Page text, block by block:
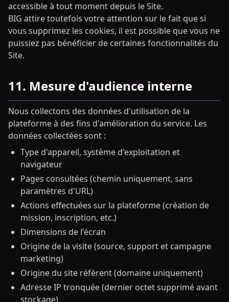
accessible à tout moment depuis le Site.
BIG attire toutefois votre attention sur le fait que si
vous supprimez les cookies, il est possible que vous ne
puissiez pas bénéficier de certaines fonctionnalités du
Site.
11. Mesure d'audience interne
Nous collectons des données d'utilisation de la
plateforme à des fins d'amélioration du service. Les
données collectées sont :
Type d'appareil, système d'exploitation et
navigateur
Pages consultées (chemin uniquement, sans
paramètres d'URL)
Actions effectuées sur la plateforme (création de
mission, inscription, etc.)
Dimensions de l'écran
Origine de la visite (source, support et campagne
marketing)
Origine du site référent (domaine uniquement)
Adresse IP tronquée (dernier octet supprimé avant
stockage)